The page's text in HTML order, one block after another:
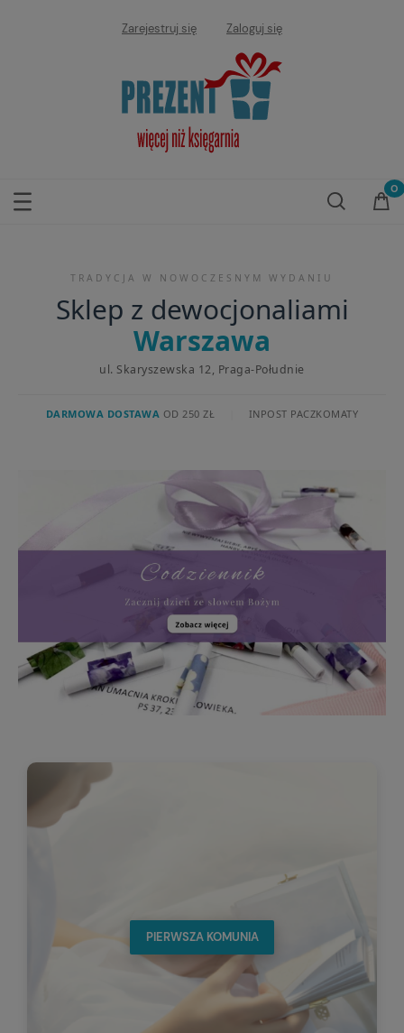
Zarejestruj się Zaloguj się
TRADYCJA W NOWOCZESNYM WYDANIU
Sklep z dewocjonaliami
Warszawa
ul. Skaryszewska 12, Praga-Południe
DARMOWA DOSTAWA OD 250 ZŁ INPOST PACZKOMATY
PIERWSZA KOMUNIA